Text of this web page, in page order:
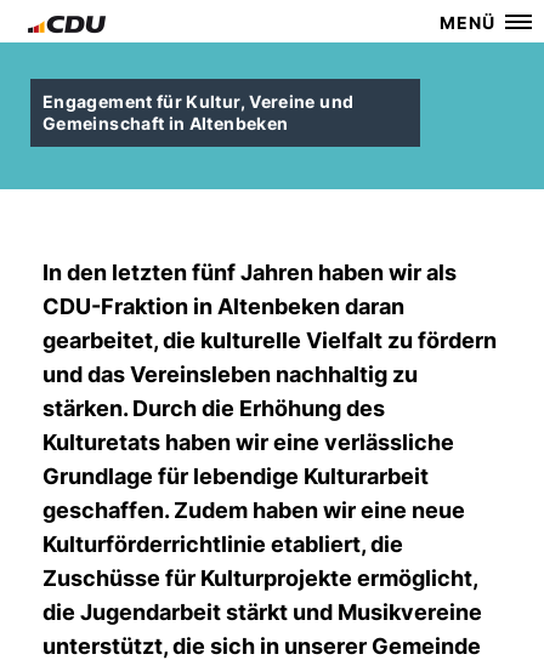
MENÜ
Engagement für Kultur, Vereine und
Gemeinschaft in Altenbeken
In den letzten fünf Jahren haben wir als
CDU-Fraktion in Altenbeken daran
gearbeitet, die kulturelle Vielfalt zu fördern
und das Vereinsleben nachhaltig zu
stärken. Durch die Erhöhung des
Kulturetats haben wir eine verlässliche
Grundlage für lebendige Kulturarbeit
geschaffen. Zudem haben wir eine neue
Kulturförderrichtlinie etabliert, die
Zuschüsse für Kulturprojekte ermöglicht,
die Jugendarbeit stärkt und Musikvereine
unterstützt, die sich in unserer Gemeinde